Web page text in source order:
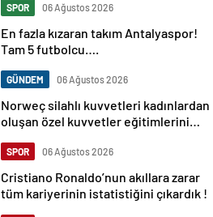
SPOR 06 Ağustos 2026
En fazla kızaran takım Antalyaspor!
Tam 5 futbolcu….
GÜNDEM 06 Ağustos 2026
Norweç silahlı kuvvetleri kadınlardan
oluşan özel kuvvetler eğitimlerini
SPOR 06 Ağustos 2026
Cristiano Ronaldo’nun akıllara zarar
tüm kariyerinin istatistiğini çıkardık !